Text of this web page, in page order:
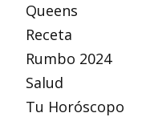
Queens
Receta
Rumbo 2024
Salud
Tu Horóscopo